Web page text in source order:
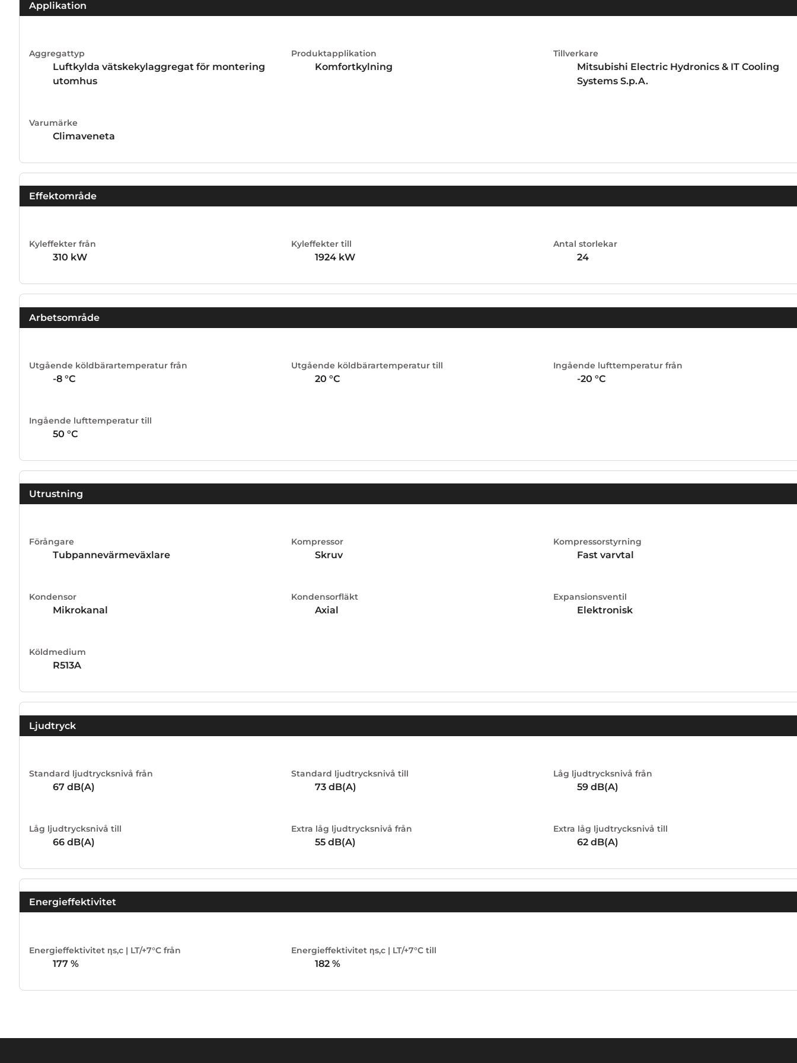
Applikation
Aggregattyp
Luftkylda vätskekylaggregat för montering
utomhus
Produktapplikation
Komfortkylning
Tillverkare
Mitsubishi Electric Hydronics & IT Cooling
Systems S.p.A.
Varumärke
Climaveneta
Effektområde
Kyleffekter från
310 kW
Kyleffekter till
1924 kW
Antal storlekar
24
Arbetsområde
Utgående köldbärartemperatur från
-8 °C
Utgående köldbärartemperatur till
20 °C
Ingående lufttemperatur från
-20 °C
Ingående lufttemperatur till
50 °C
Utrustning
Förångare
Tubpannevärmeväxlare
Kompressor
Skruv
Kompressorstyrning
Fast varvtal
Kondensor
Mikrokanal
Kondensorfläkt
Axial
Expansionsventil
Elektronisk
Köldmedium
R513A
Ljudtryck
Standard ljudtrycksnivå från
67 dB(A)
Standard ljudtrycksnivå till
73 dB(A)
Låg ljudtrycksnivå från
59 dB(A)
Låg ljudtrycksnivå till
66 dB(A)
Extra låg ljudtrycksnivå från
55 dB(A)
Extra låg ljudtrycksnivå till
62 dB(A)
Energieffektivitet
Energieffektivitet ηs,c | LT/+7°C från
177 %
Energieffektivitet ηs,c | LT/+7°C till
182 %